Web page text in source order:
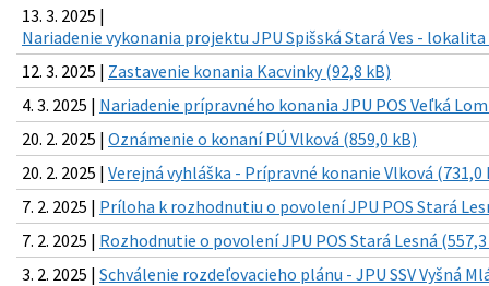
13. 3. 2025 |
Nariadenie vykonania projektu JPU Spišská Stará Ves - lokalita
12. 3. 2025 | Zastavenie konania Kacvinky (92,8 kB)
4. 3. 2025 | Nariadenie prípravného konania JPU POS Veľká
20. 2. 2025 | Oznámenie o konaní PÚ Vlková (859,0 kB)
20. 2. 2025 | Verejná vyhláška - Prípravné konanie Vlková (731,0
7. 2. 2025 | Príloha k rozhodnutiu o povolení JPU POS Stará
7. 2. 2025 | Rozhodnutie o povolení JPU POS Stará Lesná
3. 2. 2025 | Schválenie rozdeľovacieho plánu - JPU SSV Vyšná